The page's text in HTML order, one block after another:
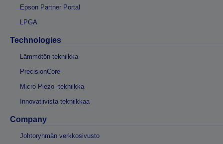
Epson Partner Portal
LPGA
Technologies
Lämmötön tekniikka
PrecisionCore
Micro Piezo -tekniikka
Innovatiivista tekniikkaa
Company
Johtoryhmän verkkosivusto